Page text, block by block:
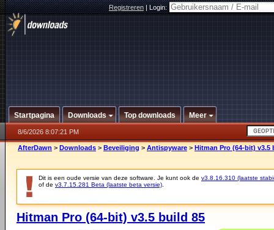
Registreren|Login:
Startpagina Downloads Top downloads Meer
8/6/2026 8:07:21 PM
AfterDawn > Downloads > Beveiliging > Antispyware > Hitman Pro (64-bit) v3.5
Dit is een oude versie van deze software. Je kunt ook de v3.8.16.310 (laatste
of de v3.7.15.281 Beta (laatste beta versie)
Hitman Pro (64-bit) v3.5 build 85